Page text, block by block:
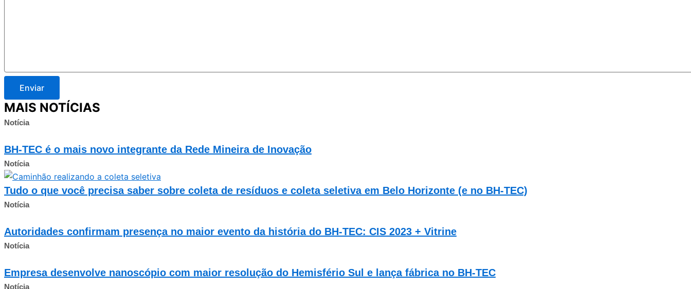
Enviar
MAIS NOTÍCIAS
Notícia
BH-TEC é o mais novo integrante da Rede Mineira de Inovação
Notícia
Tudo o que você precisa saber sobre coleta de resíduos e coleta seletiva em Belo Horizonte (e no BH-TEC)
Notícia
Autoridades confirmam presença no maior evento da história do BH-TEC: CIS 2023 + Vitrine
Notícia
Empresa desenvolve nanoscópio com maior resolução do Hemisfério Sul e lança fábrica no BH-TEC
Notícia